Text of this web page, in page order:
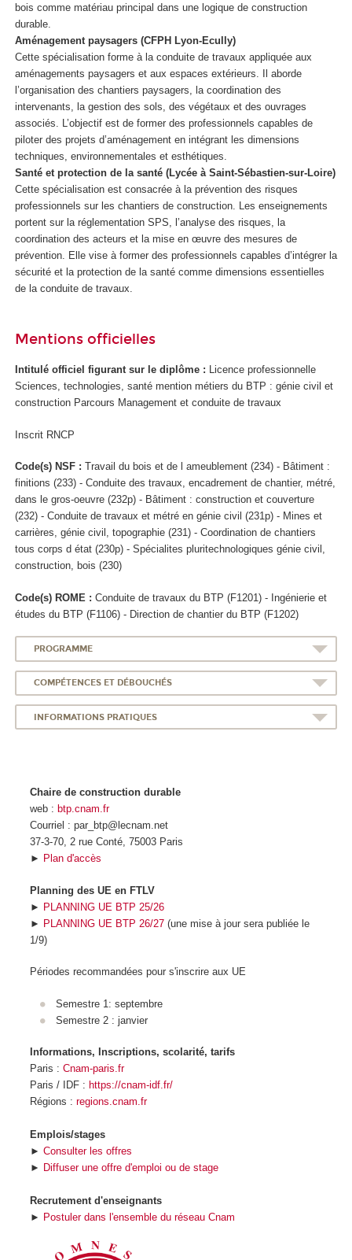
bois comme matériau principal dans une logique de construction
durable.
Aménagement paysagers (CFPH Lyon-Ecully)
Cette spécialisation forme à la conduite de travaux appliquée aux
aménagements paysagers et aux espaces extérieurs. Il aborde
l’organisation des chantiers paysagers, la coordination des
intervenants, la gestion des sols, des végétaux et des ouvrages
associés. L’objectif est de former des professionnels capables de
piloter des projets d’aménagement en intégrant les dimensions
techniques, environnementales et esthétiques.
Santé et protection de la santé (Lycée à Saint-Sébastien-sur-Loire)
Cette spécialisation est consacrée à la prévention des risques
professionnels sur les chantiers de construction. Les enseignements
portent sur la réglementation SPS, l’analyse des risques, la
coordination des acteurs et la mise en œuvre des mesures de
prévention. Elle vise à former des professionnels capables d’intégrer la
sécurité et la protection de la santé comme dimensions essentielles
de la conduite de travaux.
Mentions officielles
Intitulé officiel figurant sur le diplôme : Licence professionnelle
Sciences, technologies, santé mention métiers du BTP : génie civil et
construction Parcours Management et conduite de travaux
Inscrit RNCP
Code(s) NSF : Travail du bois et de l ameublement (234) - Bâtiment :
finitions (233) - Conduite des travaux, encadrement de chantier, métré,
dans le gros-oeuvre (232p) - Bâtiment : construction et couverture
(232) - Conduite de travaux et métré en génie civil (231p) - Mines et
carrières, génie civil, topographie (231) - Coordination de chantiers
tous corps d état (230p) - Spécialites pluritechnologiques génie civil,
construction, bois (230)
Code(s) ROME : Conduite de travaux du BTP (F1201) - Ingénierie et
études du BTP (F1106) - Direction de chantier du BTP (F1202)
PROGRAMME
COMPÉTENCES ET DÉBOUCHÉS
INFORMATIONS PRATIQUES
Chaire de construction durable
web : btp.cnam.fr
Courriel : par_btp@lecnam.net
37-3-70, 2 rue Conté, 75003 Paris
► Plan d'accès
Planning des UE en FTLV
► PLANNING UE BTP 25/26
► PLANNING UE BTP 26/27 (une mise à jour sera publiée le
1/9)
Périodes recommandées pour s'inscrire aux UE
Semestre 1: septembre
Semestre 2 : janvier
Informations, Inscriptions, scolarité, tarifs
Paris : Cnam-paris.fr
Paris / IDF : https://cnam-idf.fr/
Régions : regions.cnam.fr
Emplois/stages
► Consulter les offres
► Diffuser une offre d'emploi ou de stage
Recrutement d'enseignants
► Postuler dans l'ensemble du réseau Cnam